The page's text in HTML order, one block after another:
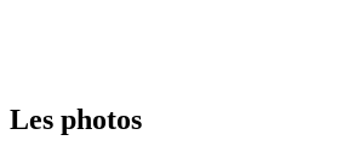
Les photos